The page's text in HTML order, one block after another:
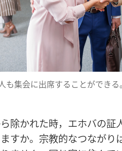
も集会に出席することができる。
除かれた時，エホバの証
すか。 宗教的なつながり